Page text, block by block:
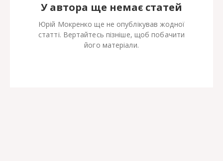
У автора ще немає статей
Юрій Мокренко ще не опублікував жодної
статті. Вертайтесь пізніше, щоб побачити
його матеріали.